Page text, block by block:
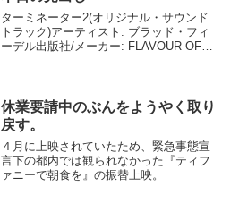
ターミネーター2(オリジナル・サウンド
トラック)アーティスト: ブラッド・フィ
ーデル出版社/メーカー: FLAVOUR OF
休業要請中のぶんをようやく取り
戻す。
４月に上映されていたため、緊急事態宣
言下の都内では観られなかった『ティフ
ァニーで朝食を』の振替上映。